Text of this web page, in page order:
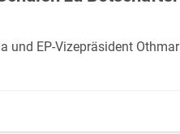
und EP-Vizepräsident